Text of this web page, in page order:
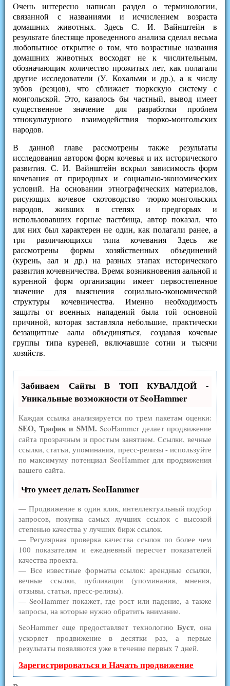
Очень интересно написан раздел о терминологии,
связанной с названиями и исчислением возраста
домашних животных. Здесь С. И. Вайнштейн в
результате блестяще проведенного анализа сделал весьма
любопытное открытие о том, что возрастные названия
домашних животных восходят не к числительным,
обозначающим количество прожитых лет, как полагали
другие исследователи (У. Кохальми и др.), а к числу
зубов (резцов), что сближает тюркскую систему с
монгольской. Это, казалось бы частный, вывод имеет
существенное значение для разработки проблем
этнокультурного взаимодействия тюрко-монгольских
народов.
В данной главе рассмотрены также результаты
исследования автором форм кочевья и их исторического
развития. С. И. Вайнштейн вскрыл зависимость форм
кочевания от природных и социально-экономических
условий. На основании этнографических материалов,
рисующих кочевое скотоводство тюрко-монгольских
народов, живших в степях и предгорьях и
использовавших горные пастбища, автор показал, что
для них был характерен не один, как полагали ранее, а
три различающихся типа кочевания Здесь же
рассмотрены формы хозяйственных объединений
(курень, аал и др.) на разных этапах исторического
развития кочевничества. Время возникновения аальной и
куренной форм организации имеет первостепенное
значение для выяснения социально-экономической
структуры кочевничества. Именно необходимость
защиты от военных нападений была той основной
причиной, которая заставляла небольшие, практически
беззащитные аалы объединяться, создавая кочевые
группы типа куреней, включавшие сотни и тысячи
хозяйств.
Забиваем Сайты В ТОП КУВАЛДОЙ -
Уникальные возможности от SeoHammer
Каждая ссылка анализируется по трем пакетам оценки:
SEO, Трафик и SMM. SeoHammer делает продвижение
сайта прозрачным и простым занятием. Ссылки, вечные
ссылки, статьи, упоминания, пресс-релизы - используйте
по максимуму потенциал SeoHammer для продвижения
вашего сайта.
Что умеет делать SeoHammer
— Продвижение в один клик, интеллектуальный подбор
запросов, покупка самых лучших ссылок с высокой
степенью качества у лучших бирж ссылок.
— Регулярная проверка качества ссылок по более чем
100 показателям и ежедневный пересчет показателей
качества проекта.
— Все известные форматы ссылок: арендные ссылки,
вечные ссылки, публикации (упоминания, мнения,
отзывы, статьи, пресс-релизы).
— SeoHammer покажет, где рост или падение, а также
запросы, на которые нужно обратить внимание.
SeoHammer еще предоставляет технологию Буст, она
ускоряет продвижение в десятки раз, а первые
результаты появляются уже в течение первых 7 дней.
Зарегистрироваться и Начать продвижение